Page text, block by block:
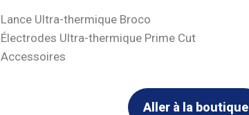
Lance Ultra-thermique Broco
Électrodes Ultra-thermique Prime Cut
Accessoires
Aller à la boutique